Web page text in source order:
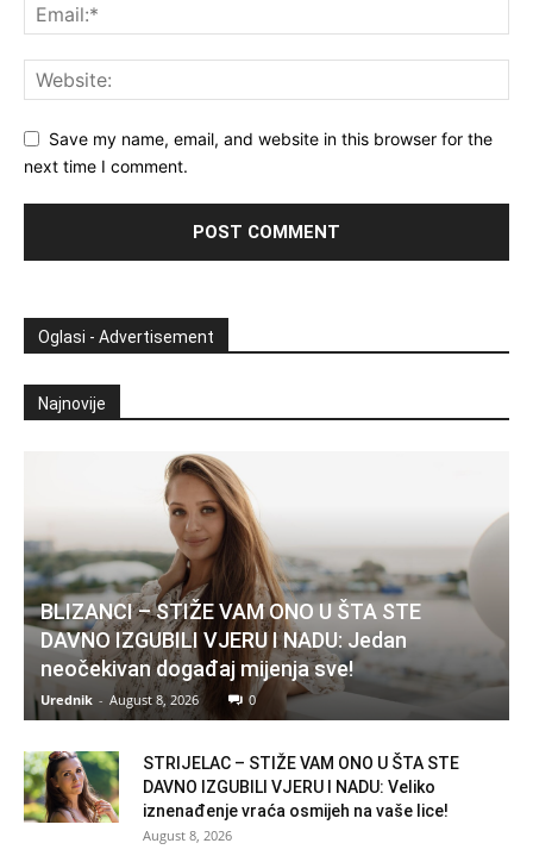
Save my name, email, and website in this browser for the
next time I comment.
Oglasi - Advertisement
Najnovije
BLIZANCI – STIŽE VAM ONO U ŠTA STE
DAVNO IZGUBILI VJERU I NADU: Jedan
neočekivan događaj mijenja sve!
Urednik - August 8, 2026 0
STRIJELAC – STIŽE VAM ONO U ŠTA STE
DAVNO IZGUBILI VJERU I NADU: Veliko
iznenađenje vraća osmijeh na vaše lice!
August 8, 2026